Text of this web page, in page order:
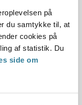
på
du samtykke til, at
cookies på
af statistik. Du
side om